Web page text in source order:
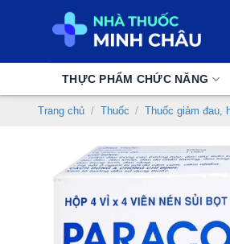
THỰC PHẨM CHỨC NĂNG
Trang chủ / Thuốc / Thuốc giảm đau,